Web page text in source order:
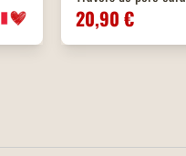
20,90 €